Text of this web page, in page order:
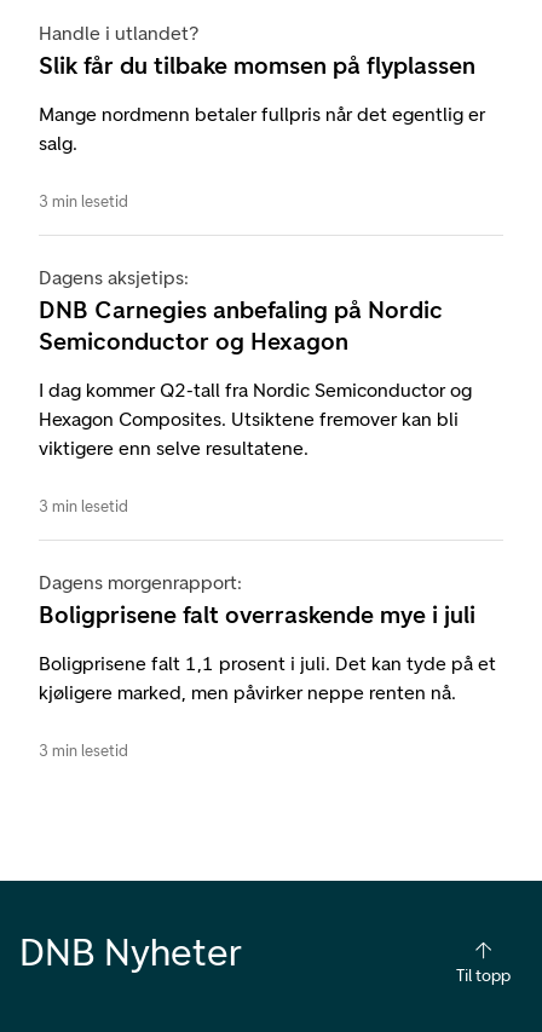
Handle i utlandet?
Slik får du tilbake momsen på flyplassen
Mange nordmenn betaler fullpris når det egentlig er
salg.
3 min lesetid
Dagens aksjetips:
DNB Carnegies anbefaling på Nordic
Semiconductor og Hexagon
I dag kommer Q2-tall fra Nordic Semiconductor og
Hexagon Composites. Utsiktene fremover kan bli
viktigere enn selve resultatene.
3 min lesetid
Dagens morgenrapport:
Boligprisene falt overraskende mye i juli
Boligprisene falt 1,1 prosent i juli. Det kan tyde på et
kjøligere marked, men påvirker neppe renten nå.
3 min lesetid
DNB Nyheter
Til topp